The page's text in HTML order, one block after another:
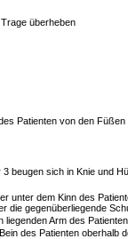
überheben
Patienten von den
beugen sich in Knie und
unter dem Kinn des
die gegenüberliegende
liegenden Arm des Patienten
des Patienten